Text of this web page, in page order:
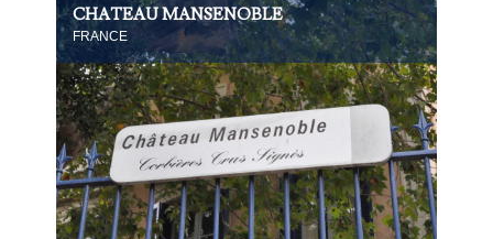
CHATEAU MANSENOBLE
FRANCE